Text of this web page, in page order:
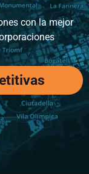
con la mejor